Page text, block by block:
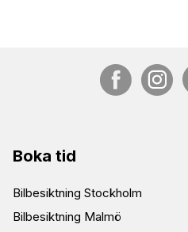
Boka tid
Bilbesiktning Stockholm
Bilbesiktning Malmö